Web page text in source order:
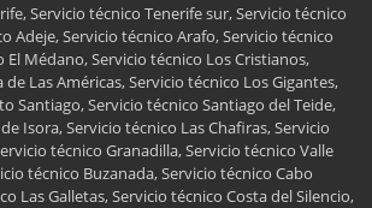
Servicio técnico Tenerife sur, Servicio técnico
Adeje, Servicio técnico Arafo, Servicio técnico
El Médano, Servicio técnico Los Cristianos,
Las Américas, Servicio técnico Los Gigantes,
Santiago, Servicio técnico Santiago del Teide,
Isora, Servicio técnico Las Chafiras, Servicio
técnico Granadilla, Servicio técnico Valle
técnico Buzanada, Servicio técnico Cabo
Las Galletas, Servicio técnico Costa del Silencio,